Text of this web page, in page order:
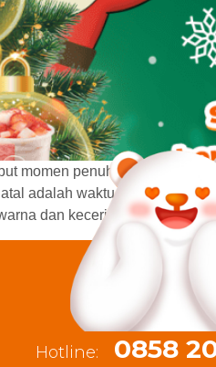
momen penuh makna di
adalah waktu yang tepat
dan keceriaan, Bingxue
Hotline: 0858